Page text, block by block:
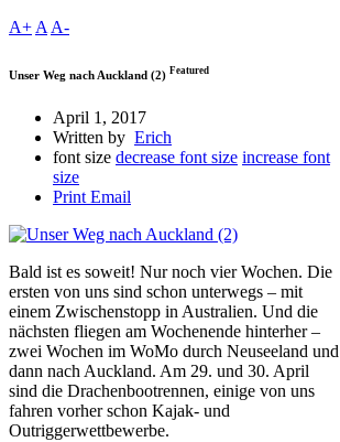
A+ A A-
Unser Weg nach Auckland (2) Featured
April 1, 2017
Written by Erich
font size decrease font size increase font
size
PrintEmail
Bald ist es soweit! Nur noch vier Wochen. Die
ersten von uns sind schon unterwegs – mit
einem Zwischenstopp in Australien. Und die
nächsten fliegen am Wochenende hinterher –
zwei Wochen im WoMo durch Neuseeland und
dann nach Auckland. Am 29. und 30. April
sind die Drachenbootrennen, einige von uns
fahren vorher schon Kajak- und
Outriggerwettbewerbe.